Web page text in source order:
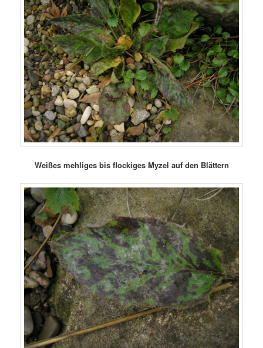
Weißes mehliges bis flockiges Myzel auf den Blättern